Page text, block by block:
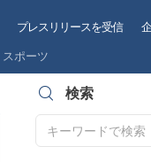
プレスリリースを受信
スポーツ
検索